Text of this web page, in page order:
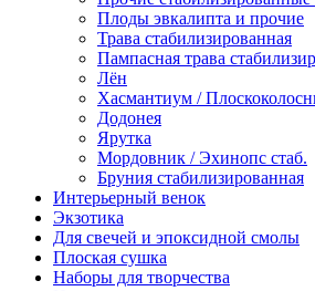
Плоды эвкалипта и прочие
Трава стабилизированная
Пампасная трава
Лён
Хасмантиум /
Додонея
Ярутка
Мордовник / Эхинопс стаб.
Бруния стабилизированная
Интерьерный венок
Экзотика
Для свечей и эпоксидной смолы
Плоская сушка
Наборы для творчества